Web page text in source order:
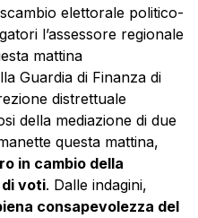
elettorale politico-
l’assessore regionale
mattina
Guardia di Finanza di
distrettuale
della mediazione di due
questa mattina,
in cambio della
voti. Dalle indagini,
consapevolezza del